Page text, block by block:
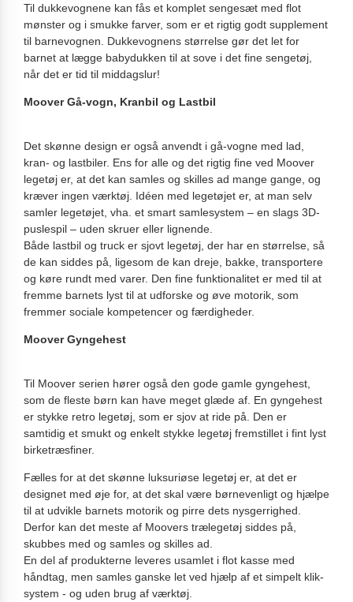
Til dukkevognene kan fås et komplet sengesæt med flot
mønster og i smukke farver, som er et rigtig godt supplement
til barnevognen. Dukkevognens størrelse gør det let for
barnet at lægge babydukken til at sove i det fine sengetøj,
når det er tid til middagslur!
Moover Gå-vogn, Kranbil og Lastbil
Det skønne design er også anvendt i gå-vogne med lad,
kran- og lastbiler. Ens for alle og det rigtig fine ved Moover
legetøj er, at det kan samles og skilles ad mange gange, og
kræver ingen værktøj. Idéen med legetøjet er, at man selv
samler legetøjet, vha. et smart samlesystem – en slags 3D-
puslespil – uden skruer eller lignende.
Både lastbil og truck er sjovt legetøj, der har en størrelse, så
de kan siddes på, ligesom de kan dreje, bakke, transportere
og køre rundt med varer. Den fine funktionalitet er med til at
fremme barnets lyst til at udforske og øve motorik, som
fremmer sociale kompetencer og færdigheder.
Moover Gyngehest
Til Moover serien hører også den gode gamle gyngehest,
som de fleste børn kan have meget glæde af. En gyngehest
er stykke retro legetøj, som er sjov at ride på. Den er
samtidig et smukt og enkelt stykke legetøj fremstillet i fint lyst
birketræsfiner.
Fælles for at det skønne luksuriøse legetøj er, at det er
designet med øje for, at det skal være børnevenligt og hjælpe
til at udvikle barnets motorik og pirre dets nysgerrighed.
Derfor kan det meste af Moovers trælegetøj siddes på,
skubbes med og samles og skilles ad.
En del af produkterne leveres usamlet i flot kasse med
håndtag, men samles ganske let ved hjælp af et simpelt klik-
system - og uden brug af værktøj.